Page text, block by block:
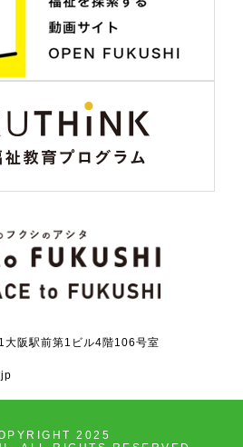
大阪駅前第1ビル4階106号室
2025